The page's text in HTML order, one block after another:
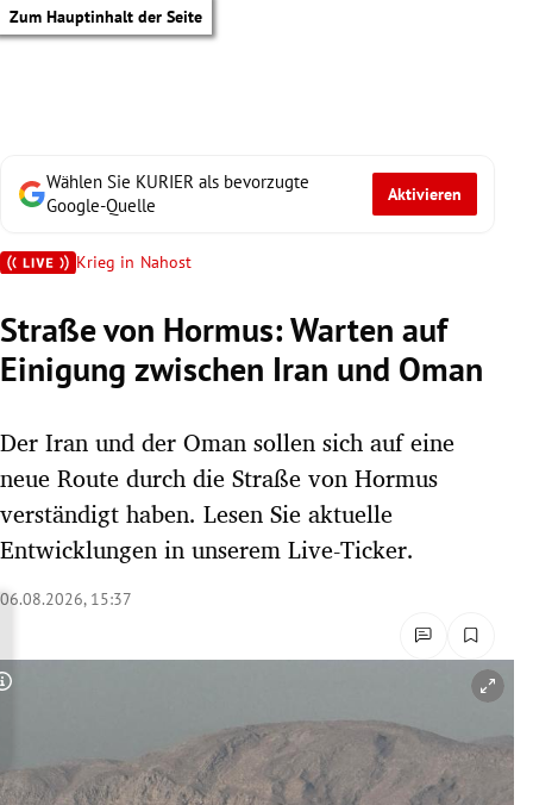
Zum Hauptinhalt der Seite
Untermenü
Untermenü
Untermenü
Untermenü
Untermenü
Wählen Sie KURIER als bevorzugte
Google-Quelle
Aktivieren
Krieg in Nahost
Straße von Hormus: Warten auf
Einigung zwischen Iran und Oman
Der Iran und der Oman sollen sich auf eine
neue Route durch die Straße von Hormus
verständigt haben. Lesen Sie aktuelle
Entwicklungen in unserem Live-Ticker.
06.08.2026, 15:37
Copyright-Hinweis öffnen/schließen